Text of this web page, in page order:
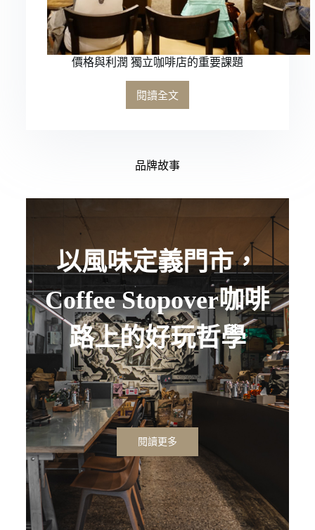
價格與利潤 獨立咖啡店的重要課題
閱讀全文
品牌故事
以風味定義門市，
Coffee Stopover咖啡
路上的好玩哲學
閱讀更多